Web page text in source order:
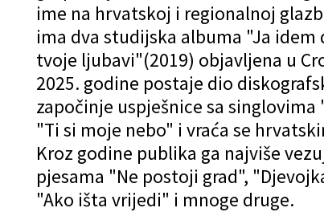
ime na hrvatskoj i regionalnoj
ima dva studijska albuma "Ja idem
tvoje ljubavi"(2019) objavljena u
2025. godine postaje dio
započinje uspješnice sa singlovima
"Ti si moje nebo" i vraća se
Kroz godine publika ga najviše
pjesama "Ne postoji grad",
"Ako išta vrijedi" i mnoge druge.